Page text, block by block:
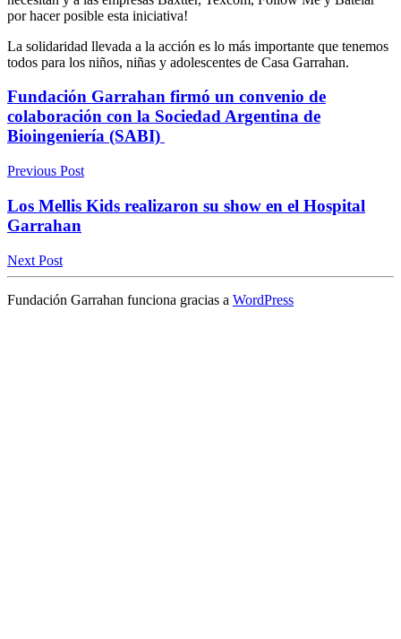
por hacer posible esta iniciativa!
La solidaridad llevada a la acción es lo más importante que tenemos
todos para los niños, niñas y adolescentes de Casa Garrahan.
Fundación Garrahan firmó un convenio de
colaboración con la Sociedad Argentina de
Bioingeniería (SABI)
Previous Post
Los Mellis Kids realizaron su show en el Hospital
Garrahan
Next Post
Fundación Garrahan funciona gracias a WordPress